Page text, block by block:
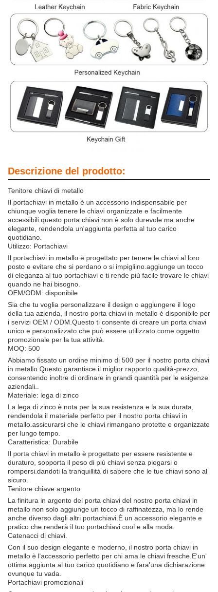
Descrizione del prodotto:
Tenitore chiavi di metallo
Il portachiavi in metallo è un accessorio indispensabile per
chiunque voglia tenere le chiavi organizzate e facilmente
accessibili.questo porta chiavi non è solo durevole ma anche
elegante, rendendola un'aggiunta perfetta al tuo carico
quotidiano.
Utilizzo: Portachiavi
Il portachiavi in metallo è progettato per tenere le chiavi al loro
posto e evitare che si perdano o si impigliino.aggiunge un tocco
di eleganza al tuo portachiavi e ti rende più facile trovare le chiavi
quando ne hai bisogno.
OEM/ODM: disponibile
Sia che tu voglia personalizzare il design o aggiungere il logo
della tua azienda, il nostro porta chiavi in metallo è disponibile per
i servizi OEM / ODM.Questo ti consente di creare un porta chiavi
unico e personalizzato che può essere utilizzato come oggetto
promozionale per la tua attività.
MOQ: 500
Abbiamo fissato un ordine minimo di 500 per il nostro porta chiavi
in metallo.Questo garantisce il miglior rapporto qualità-prezzo,
consentendo inoltre di ordinare in grandi quantità per le esigenze
aziendali..
Materiale: lega di zinco
La lega di zinco è nota per la sua resistenza e la sua durata,
rendendola il materiale perfetto per il nostro porta chiavi in
metallo.assicurarsi che le chiavi rimangano protette e organizzate
per lungo tempo.
Caratteristica: Durabile
Il porta chiavi in metallo è progettato per essere resistente e
duraturo, sopporta il peso di più chiavi senza piegarsi o
rompersi.dandoti la tranquillità di sapere che le tue chiavi sono al
sicuro.
Tenitore chiave argento
La finitura in argento del porta chiavi del nostro porta chiavi in
metallo non solo aggiunge un tocco di raffinatezza, ma lo rende
anche diverso dagli altri portachiavi.È un accessorio elegante e
pratico che renderà il tuo portachiavi cool e alla moda.
Catenacci di chiavi.
Con il suo design elegante e moderno, il nostro porta chiavi in
metallo è l'accessorio perfetto per chi ama le chiavi fresche.E'un'
ottima aggiunta al tuo carico quotidiano e fara'una dichiarazione
ovunque tu vada.
Portachiavi promozionali